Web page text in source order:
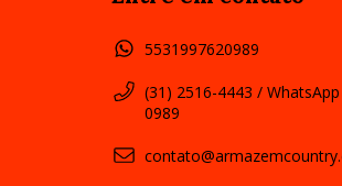
5531997620989
(31) 2516-4443 /
0989